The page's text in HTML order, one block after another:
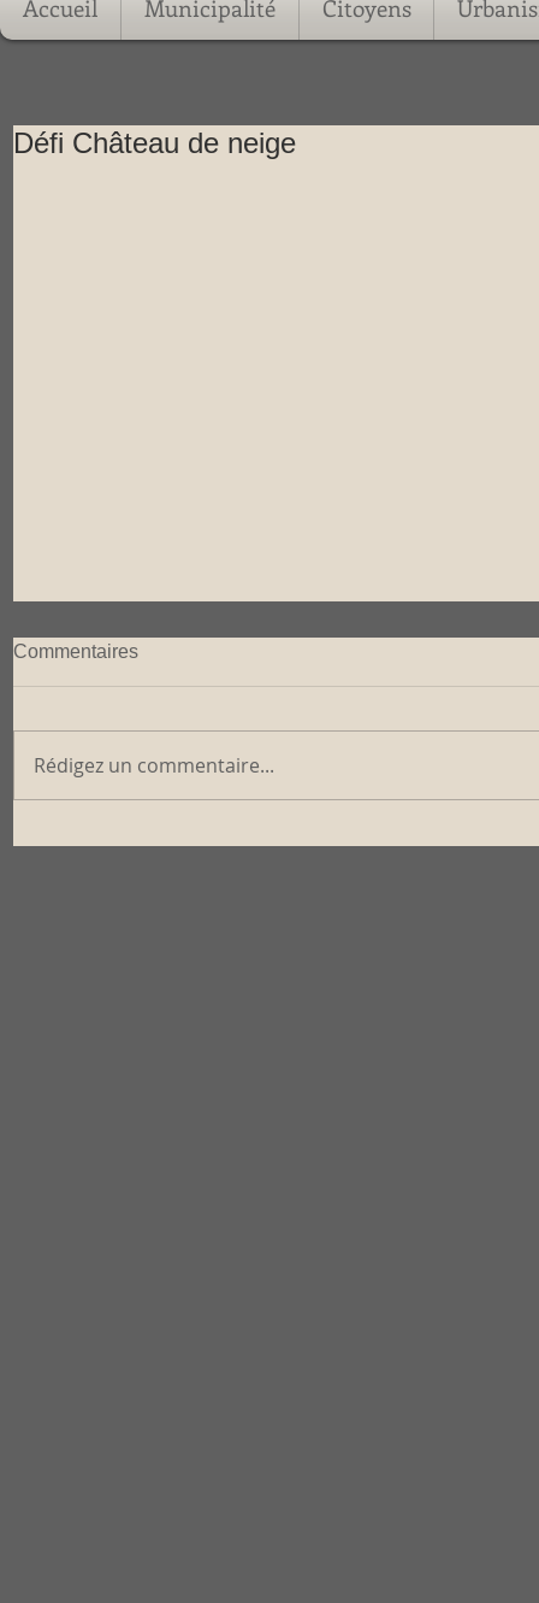
Accueil Municipalité Citoyens
Défi Château de neige
Commentaires
Rédigez un commentaire...